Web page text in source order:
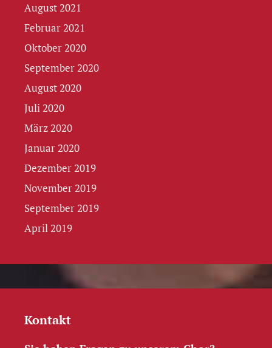
August 2021
Februar 2021
Oktober 2020
September 2020
August 2020
Juli 2020
März 2020
Januar 2020
Dezember 2019
November 2019
September 2019
April 2019
Kontakt